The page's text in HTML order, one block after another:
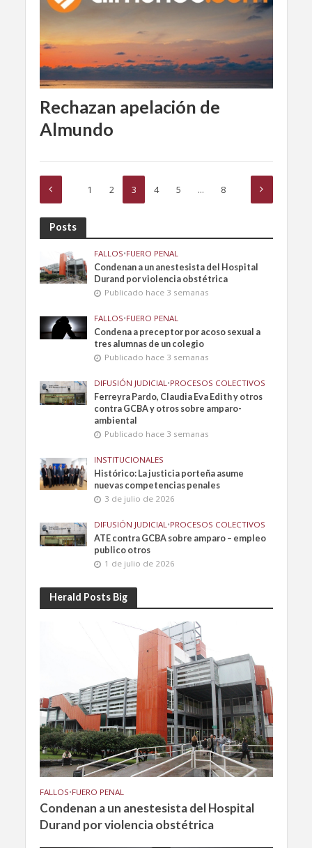
Rechazan apelación de
Almundo
1 2 3 4 5 … 8
Posts
FALLOS•FUERO PENAL
Condenan a un anestesista del Hospital
Durand por violencia obstétrica
Publicado hace 3 semanas
FALLOS•FUERO PENAL
Condena a preceptor por acoso sexual a
tres alumnas de un colegio
Publicado hace 3 semanas
DIFUSIÓN JUDICIAL •PROCESOS COLECTIVOS
Ferreyra Pardo, Claudia Eva Edith y otros
contra GCBA y otros sobre amparo-
ambiental
Publicado hace 3 semanas
INSTITUCIONALES
Histórico: La justicia porteña asume
nuevas competencias penales
3 de julio de 2026
DIFUSIÓN JUDICIAL •PROCESOS COLECTIVOS
ATE contra GCBA sobre amparo – empleo
publico otros
1 de julio de 2026
Herald Posts Big
FALLOS•FUERO PENAL
Condenan a un anestesista del Hospital
Durand por violencia obstétrica